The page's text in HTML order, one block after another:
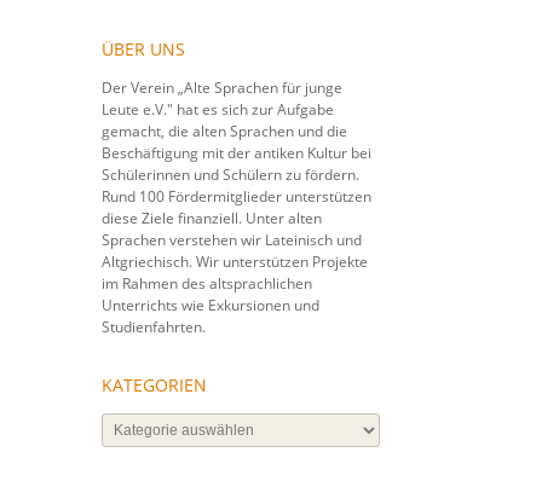
ÜBER UNS
Der Verein „Alte Sprachen für junge
Leute e.V." hat es sich zur Aufgabe
gemacht, die alten Sprachen und die
Beschäftigung mit der antiken Kultur bei
Schülerinnen und Schülern zu fördern.
Rund 100 Fördermitglieder unterstützen
diese Ziele finanziell. Unter alten
Sprachen verstehen wir Lateinisch und
Altgriechisch. Wir unterstützen Projekte
im Rahmen des altsprachlichen
Unterrichts wie Exkursionen und
Studienfahrten.
KATEGORIEN
Kategorien